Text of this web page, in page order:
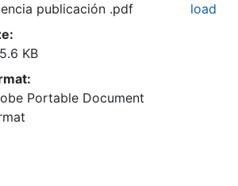
publicación .pdf
KB
Portable Document
load